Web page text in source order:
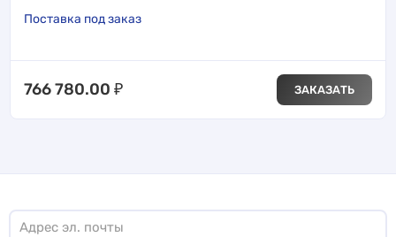
Поставка под заказ
766 780.00 ₽ ЗАКАЗАТЬ